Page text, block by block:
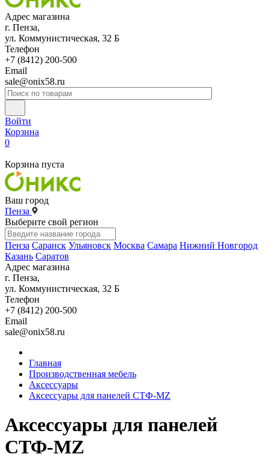
Адрес магазина
г. Пенза,
ул. Коммунистическая, 32 Б
Телефон
+7 (8412) 200-500
Email
sale@onix58.ru
Войти
Корзина
0
Корзина пуста
Ваш город
Пенза
Выберите свой регион
Пенза Саранск Ульяновск Москва Самара Нижний Новгород
Казань Саратов
Адрес магазина
г. Пенза,
ул. Коммунистическая, 32 Б
Телефон
+7 (8412) 200-500
Email
sale@onix58.ru
Главная
Производственная мебель
Аксессуары
Аксессуары для панелей СТФ-MZ
Аксессуары для панелей
СТФ-MZ